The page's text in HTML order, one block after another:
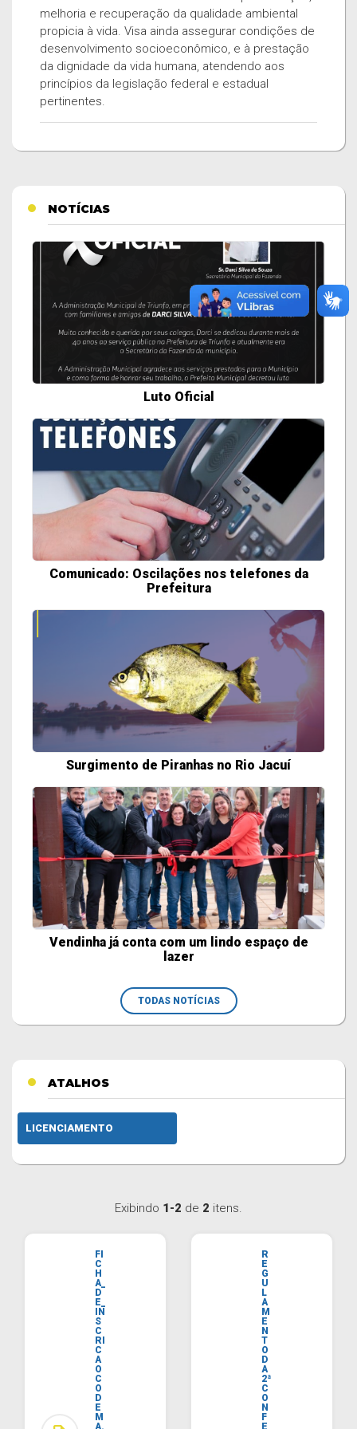
melhoria e recuperação da qualidade ambiental
propicia à vida. Visa ainda assegurar condições de
desenvolvimento socioeconômico, e à prestação
da dignidade da vida humana, atendendo aos
princípios da legislação federal e estadual
pertinentes.
NOTÍCIAS
Luto Oficial
Comunicado: Oscilações nos telefones da
Prefeitura
Surgimento de Piranhas no Rio Jacuí
Vendinha já conta com um lindo espaço de
lazer
TODAS NOTÍCIAS
ATALHOS
LICENCIAMENTO
Exibindo 1-2 de 2 itens.
FI
C
H
A_
D
E_
IN
S
C
RI
C
A
O
C
O
D
E
M
A.
R
E
G
U
L
A
M
E
N
T
O
D
A
2ª
C
O
N
F
E